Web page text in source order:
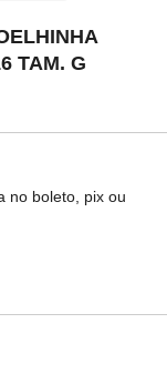
TAM. G
no boleto, pix ou